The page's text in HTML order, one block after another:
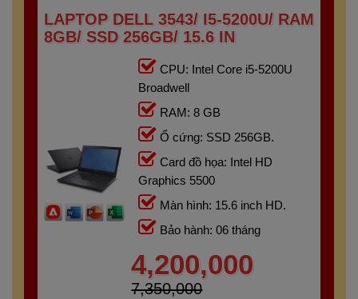
LAPTOP DELL 3543/ I5-5200U/ RAM
8GB/ SSD 256GB/ 15.6 IN
CPU: Intel Core i5-5200U
Broadwell
RAM: 8 GB
Ổ cứng: SSD 256GB.
Card đồ họa: Intel HD
Graphics 5500
Màn hình: 15.6 inch HD.
Bảo hành: 06 tháng
4,200,000
7,350,000